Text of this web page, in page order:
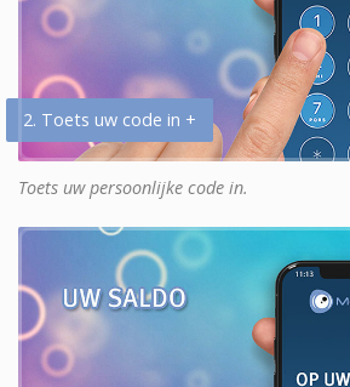
2. Toets uw code in +
Toets uw persoonlijke code in.